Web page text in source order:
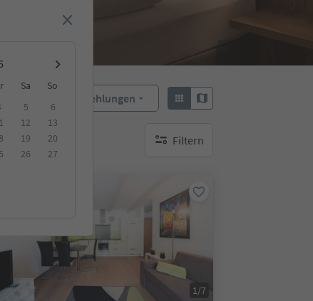
Sa
So
5
6
12
13
19
20
26
27
Empfehlungen
Filtern
keine aktiven Filte
1/7